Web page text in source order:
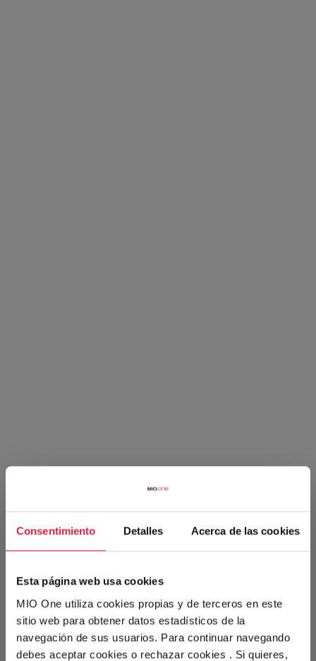
Consentimiento Detalles Acerca de las cookies
Esta página web usa cookies
MIO One utiliza cookies propias y de terceros en este
sitio web para obtener datos estadísticos de la
navegación de sus usuarios. Para continuar navegando
debes aceptar cookies o rechazar cookies . Si quieres,